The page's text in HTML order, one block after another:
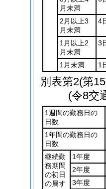
月未満
2月以上3
月未満
4
1月以上2
月未満
3
1月未満 1
別表第2(第
(令8交
1週間の勤務日の
日数
1年間の勤務日の
日数
継続勤
務期間
の初日
の属す
1年度
2年度
3年度